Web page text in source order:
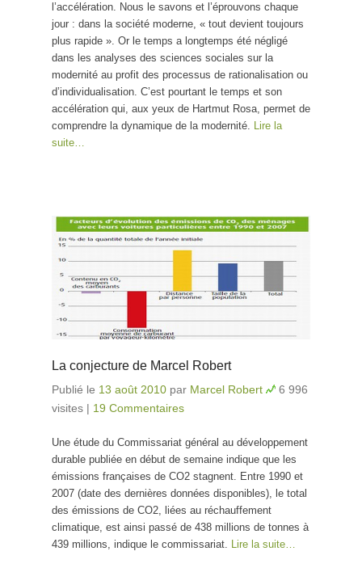
l’accélération. Nous le savons et l’éprouvons chaque
jour : dans la société moderne, « tout devient toujours
plus rapide ». Or le temps a longtemps été négligé
dans les analyses des sciences sociales sur la
modernité au profit des processus de rationalisation ou
d’individualisation. C’est pourtant le temps et son
accélération qui, aux yeux de Hartmut Rosa, permet de
comprendre la dynamique de la modernité. Lire la
suite…
La conjecture de Marcel Robert
Publié le 13 août 2010 par Marcel Robert
6 996
visites | 19 Commentaires
Une étude du Commissariat général au développement
durable publiée en début de semaine indique que les
émissions françaises de CO2 stagnent. Entre 1990 et
2007 (date des dernières données disponibles), le total
des émissions de CO2, liées au réchauffement
climatique, est ainsi passé de 438 millions de tonnes à
439 millions, indique le commissariat.
Lire la suite…